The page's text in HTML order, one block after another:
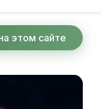
этом сайте